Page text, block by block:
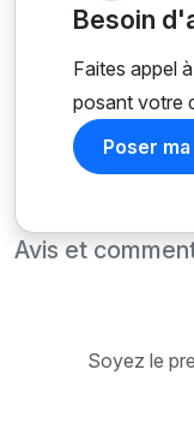
Besoin
Faites appel
posant votre
Poser
Avis et
Soyez le